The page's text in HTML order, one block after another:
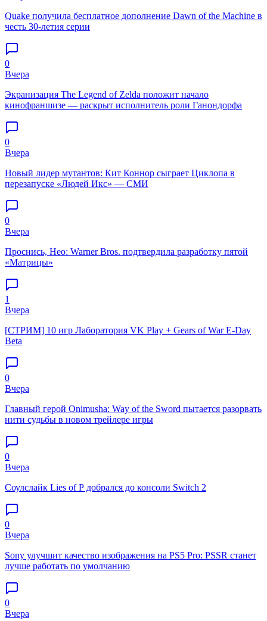
Quake получила бесплатное дополнение Dawn of the Machine в
честь 30-летия серии
0
Вчера
Экранизация The Legend of Zelda положит начало
кинофраншизе — раскрыт исполнитель роли Ганондорфа
0
Вчера
Новый лидер мутантов: Кит Коннор сыграет Циклопа в
перезапуске «Людей Икс» — СМИ
0
Вчера
Проснись, Нео: Warner Bros. подтвердила разработку пятой
«Матрицы»
1
Вчера
[СТРИМ] 10 игр Лаборатория VK Play + Gears of War E-Day
Beta
0
Вчера
Главный герой Onimusha: Way of the Sword пытается разорвать
нити судьбы в новом трейлере игры
0
Вчера
Соулслайк Lies of P добрался до консоли Switch 2
0
Вчера
Sony улучшит качество изображения на PS5 Pro: PSSR станет
лучше работать по умолчанию
0
Вчера